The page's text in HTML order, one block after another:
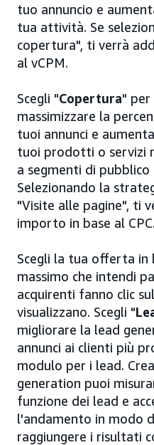
tuo annuncio e
tua attività. Se
copertura", ti verrà
al vCPM.
Scegli "Copertura" per
massimizzare la
tuoi annunci e
tuoi prodotti o servizi
a segmenti di
Selezionando la
"Visite alle pagine", ti
importo in base al CPC.
Scegli la tua offerta
massimo che intendi
acquirenti fanno clic
visualizzano. Scegli "
migliorare la lead
annunci ai clienti più
modulo per i lead.
generation puoi
funzione dei lead e
l'andamento in modo
raggiungere i risultati